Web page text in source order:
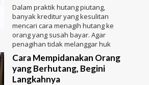
Dalam praktik hutang piutang,
banyak kreditur yang kesulitan
mencari cara menagih hutang ke
orang yang susah bayar. Agar
penagihan tidak melanggar huk
Cara Mempidanakan Orang
yang Berhutang, Begini
Langkahnya